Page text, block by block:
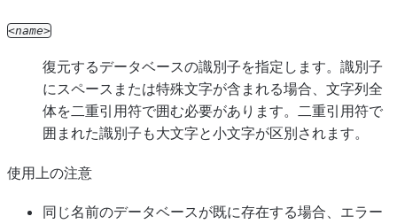
name
復元するデータベースの識別子を指定します。識別子
にスペースまたは特殊文字が含まれる場合、文字列全
体を二重引用符で囲む必要があります。二重引用符で
囲まれた識別子も大文字と小文字が区別されます。
使用上の注意
同じ名前のデータベースが既に存在する場合、エラー